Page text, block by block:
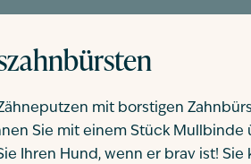
mit borstigen
Sie mit einem Stück
Ihren Hund, wenn er brav ist!